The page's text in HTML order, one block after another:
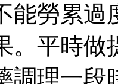
能勞累過
。平時
調理一段